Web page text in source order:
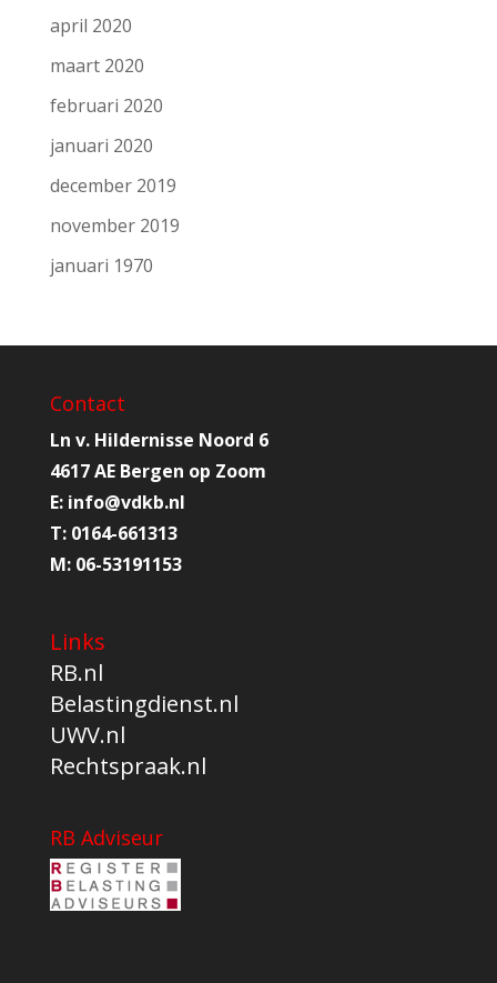
april 2020
maart 2020
februari 2020
januari 2020
december 2019
november 2019
januari 1970
Contact
Ln v. Hildernisse Noord 6
4617 AE Bergen op Zoom
E: info@vdkb.nl
T: 0164-661313
M: 06-53191153
Links
RB.nl
Belastingdienst.nl
UWV.nl
Rechtspraak.nl
RB Adviseur